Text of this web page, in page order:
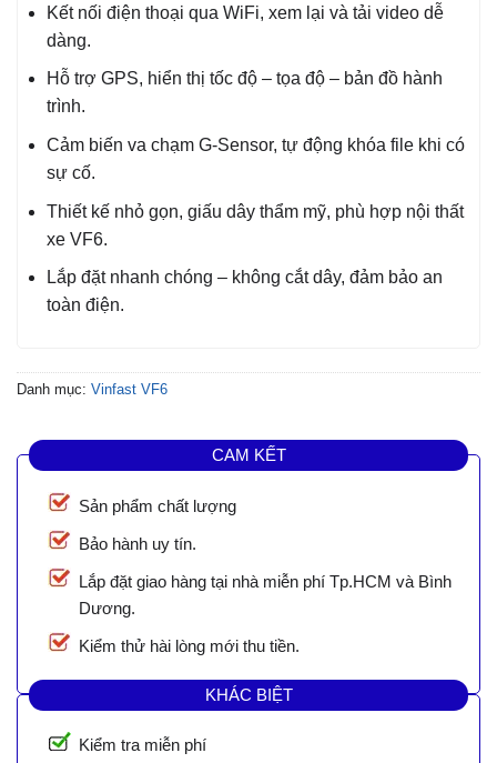
Kết nối điện thoại qua WiFi, xem lại và tải video dễ
dàng.
Hỗ trợ GPS, hiển thị tốc độ – tọa độ – bản đồ hành
trình.
Cảm biến va chạm G-Sensor, tự động khóa file khi có
sự cố.
Thiết kế nhỏ gọn, giấu dây thẩm mỹ, phù hợp nội thất
xe VF6.
Lắp đặt nhanh chóng – không cắt dây, đảm bảo an
toàn điện.
Danh mục: Vinfast VF6
CAM KẾT
Sản phẩm chất lượng
Bảo hành uy tín.
Lắp đặt giao hàng tại nhà miễn phí Tp.HCM và Bình
Dương.
Kiểm thử hài lòng mới thu tiền.
KHÁC BIỆT
Kiểm tra miễn phí